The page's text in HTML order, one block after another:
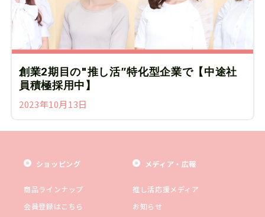
創業2期目の"推し活”特化型企業で【中途社
員積極採用中】
2023年10月13日
ショッピング
商品ラインナップ
会員登録はこちら
メディア・広報
推し活応援メディア
お知らせ